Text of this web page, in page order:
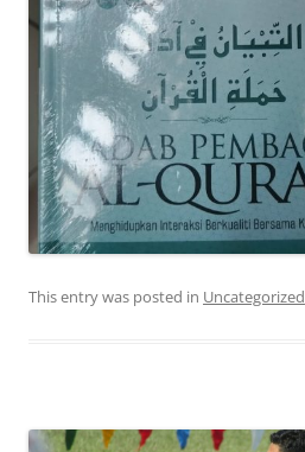
This entry was posted in Uncategorized